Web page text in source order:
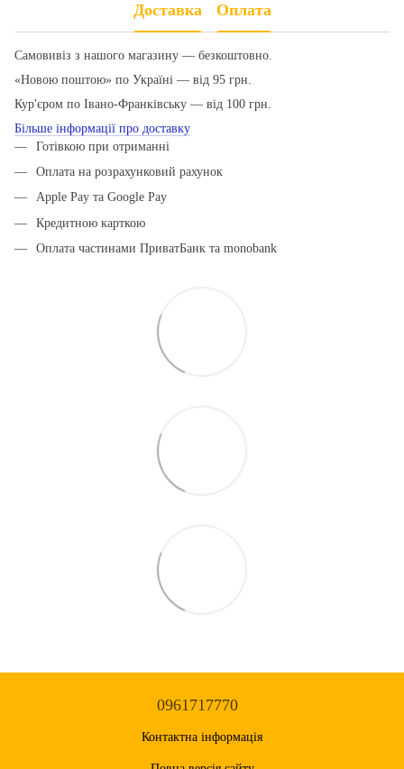
Доставка Оплата
Самовивіз з нашого магазину — безкоштовно.
«Новою поштою» по Україні — від 95 грн.
Кур'єром по Івано-Франківську — від 100 грн.
Більше інформації про доставку
Готівкою при отриманні
Оплата на розрахунковий рахунок
Apple Pay та Google Pay
Кредитною карткою
Оплата частинами ПриватБанк та monobank
0961717770
Контактна інформація